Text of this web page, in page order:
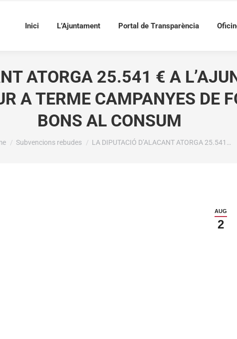
Inici L’Ajuntament Portal de Transparència
ATORGA 25.541 € A
A TERME CAMPANYES DE
BONS AL CONSUM
here:
Subvencions rebudes LA DIPUTACIÓ D’ALACANT ATORGA 25.541…
AUG
2